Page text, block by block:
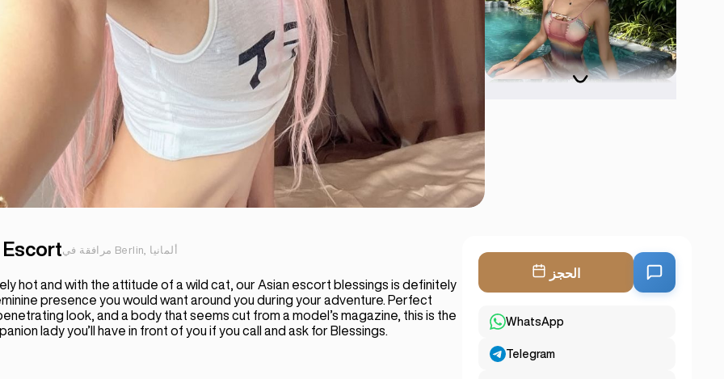
Escort مرافقة في Berlin, ألمانيا
hot and with the attitude of a wild cat, our Asian escort blessings is definitely
presence you would want around you during your adventure. Perfect
look, and a body that seems cut from a model’s magazine, this is the
lady you’ll have in front of you if you call and ask for Blessings.
الحجز
WhatsApp
Telegram